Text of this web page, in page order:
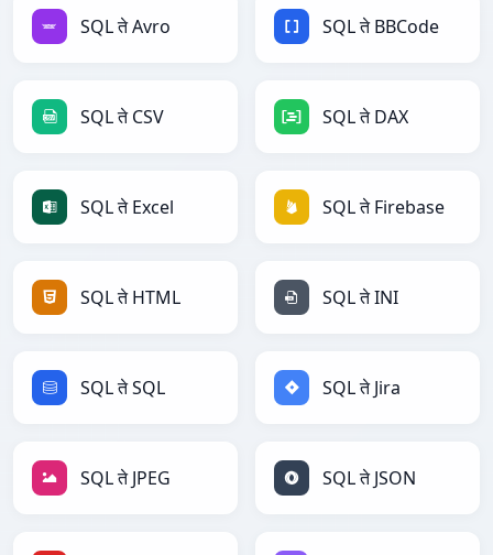
SQL ते Avro SQL ते BBCode
SQL ते CSV SQL ते DAX
SQL ते Excel SQL ते Firebase
SQL ते HTML SQL ते INI
SQL ते SQL SQL ते Jira
SQL ते JPEG SQL ते JSON